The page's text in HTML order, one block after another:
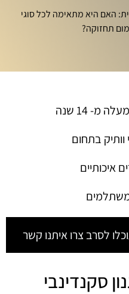
האם היא מתאימה לכל סוגי
תחזוקה?
מ- 14 שנה
וותיק בתחום
איכותיים
לסרב צרו איתנו קשר
סקנדינבי